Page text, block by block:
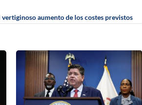
aumento de los costes previstos